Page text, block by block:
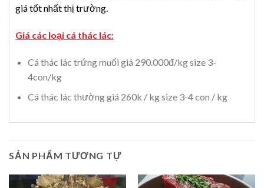
giá tốt nhất thị trường.
Giá các loại cá thác lác:
Cá thác lác trứng muối giá 290.000đ/kg size 3-
4con/kg
Cá thác lác thường giá 260k / kg size 3-4 con / kg
SẢN PHẨM TƯƠNG TỰ